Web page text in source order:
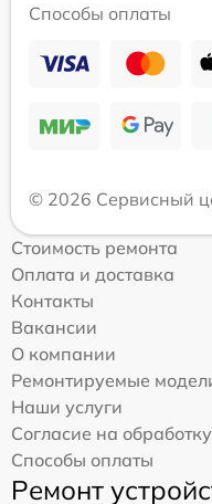
Способы оплаты
© 2026 Сервисный
Стоимость ремонта
Оплата и доставка
Контакты
Вакансии
О компании
Ремонтируемые
Наши услуги
Согласие на
Способы оплаты
Ремонт